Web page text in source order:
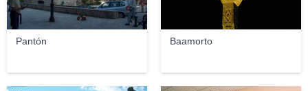
Pantón Baamorto